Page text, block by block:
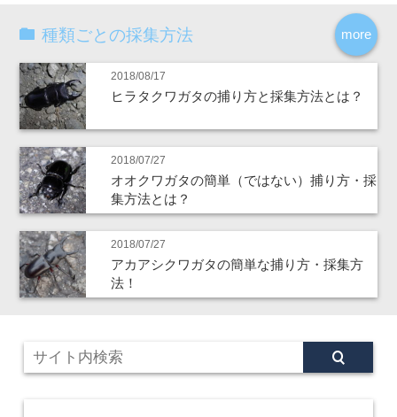
more
種類ごとの採集方法
2018/08/17
ヒラタクワガタの捕り方と採集方法とは？
2018/07/27
オオクワガタの簡単（ではない）捕り方・採
集方法とは？
2018/07/27
アカアシクワガタの簡単な捕り方・採集方
法！